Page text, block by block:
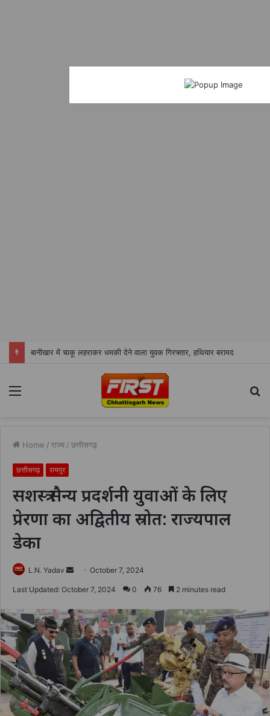
बानीखार में चाकू लहराकर धमकी देने वाला युवक गिरफ्तार, हथियार बरामद
Menu
Home / राज्य / छत्तीसगढ़
छत्तीसगढ़ रायपुर
सशस्त्र सैन्य प्रदर्शनी युवाओं के लिए
प्रेरणा का अद्वितीय स्रोत: राज्यपाल
डेका
L.N. Yadav
SendOctober 7, 2024
Last Updated: October 7, 2024 0 76 2 minutes read